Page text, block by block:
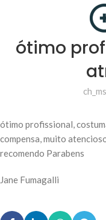
ótimo
ótimo profissional,
compensa, muito
recomendo Parabens
Jane Fumagalli